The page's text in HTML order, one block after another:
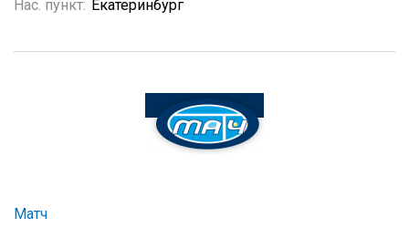
Нас. пункт: Екатеринбург
Матч